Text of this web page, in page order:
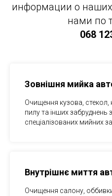
информации о наших
нами по
068
Зовнішня мийка
Очищення кузова, стекол,
пилу та інших забруднень
спеціалізованих мийних
Внутрішнє миття
Очищення салону,